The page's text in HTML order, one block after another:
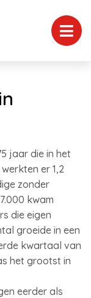
jaar die in het
er 1,2
zonder
kwam
die eigen
groeide in een
kwartaal van
het grootst in
eerder als